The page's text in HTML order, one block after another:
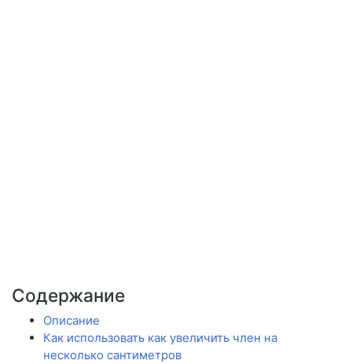
Содержание
Описание
Как использовать как увеличить член на
несколько сантиметров